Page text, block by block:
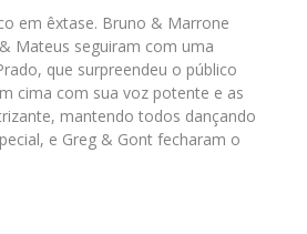
em êxtase. Bruno & Marrone
Mateus seguiram com uma
que surpreendeu o público
cima com sua voz potente e as
mantendo todos dançando
e Greg & Gont fecharam o